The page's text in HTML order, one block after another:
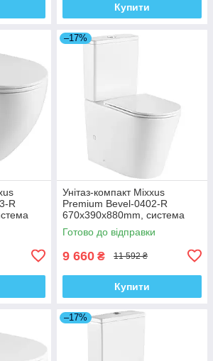
Купити
R
–17%
Унітаз-компакт Mixxus
Premium Bevel-0402-R
670x390x880mm, система
змиву RIMLESS (MP6474)
Готово до відправки
9 660 ₴ 11 592 ₴
Купити
–17%